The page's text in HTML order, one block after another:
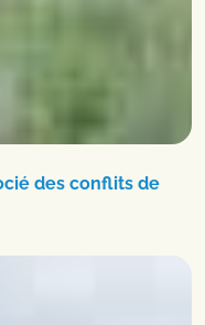
des conflits de